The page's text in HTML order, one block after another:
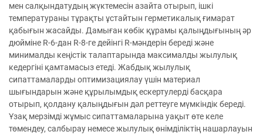
мен салқындатудың жүктемесін азайта отырып, ішкі
температураны тұрақты ұстайтын герметикалық ғимарат
қабығын жасайды. Дамыған көбік құрамы қалыңдығының әр
дюйміне R-6-дан R-8-ге дейінгі R-мәндерін береді және
минималды кеңістік талаптарында максималды жылулық
кедергіні қамтамасыз етеді. Жабдық жылулық
сипаттамаларды оптимизациялау үшін материал
шығындарын және құрылымдық ескертулерді басқара
отырып, қолдану қалыңдығын дәл реттеуге мүмкіндік береді.
Ұзақ мерзімді жұмыс сипаттамаларына уақыт өте келе
төмендеу, салбырау немесе жылулық өнімділіктің нашарлауын